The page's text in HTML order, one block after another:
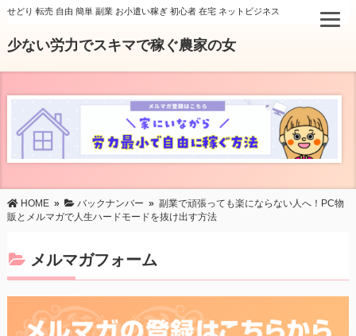
せどり 転売 自由 簡単 副業 お小遣い稼ぎ 初心者 在宅 ネットビジネス
少ない労力でスキマで稼ぐ農家の女
HOME» バックナンバー » 副業で頑張っても楽にならない人へ！PC物
販とメルマガで人生ハードモードを抜け出す方法
メルマガフォーム